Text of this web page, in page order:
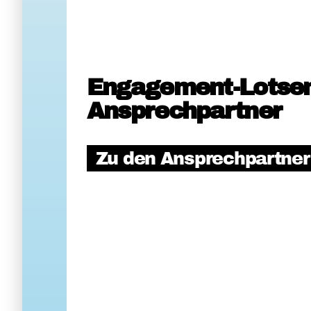
Engagement-
Ansprechpartner
Zu den